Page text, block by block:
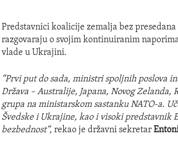
Predstavnici koalicije zemalja bez presedana
razgovaraju o svojim kontinuiranim
vlade u Ukrajini.
“Prvi put do sada, ministri spoljnih poslova
Država – Australije, Japana, Novog Zelanda,
grupa na ministarskom sastanku NATO-a.
Švedske i Ukrajine, kao i visoki predstavnik
bezbednost“, rekao je državni sekretar